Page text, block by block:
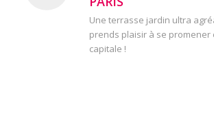
Une terrasse jardin ultra
prends plaisir à se promener
capitale !